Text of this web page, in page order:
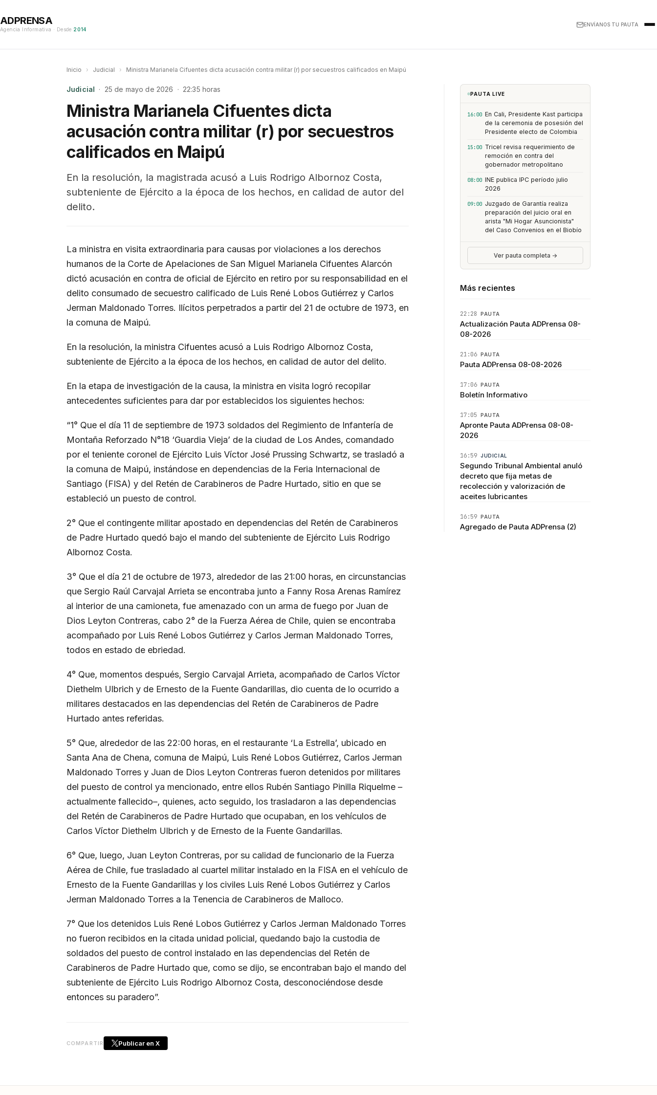
ADPRENSA
Agencia Informativa · Desde 2014
ENVÍANOS TU PAUTA
Inicio › Judicial › Ministra Marianela Cifuentes dicta acusación contra militar (r) por secuestros calificados en Maipú
Judicial · 25 de mayo de 2026 · 22:35 horas
Ministra Marianela Cifuentes dicta
acusación contra militar (r) por secuestros
calificados en Maipú
En la resolución, la magistrada acusó a Luis Rodrigo Albornoz Costa,
subteniente de Ejército a la época de los hechos, en calidad de autor del
delito.
La ministra en visita extraordinaria para causas por violaciones a los derechos
humanos de la Corte de Apelaciones de San Miguel Marianela Cifuentes Alarcón
dictó acusación en contra de oficial de Ejército en retiro por su responsabilidad en el
delito consumado de secuestro calificado de Luis René Lobos Gutiérrez y Carlos
Jerman Maldonado Torres. Ilícitos perpetrados a partir del 21 de octubre de 1973, en
la comuna de Maipú.
En la resolución, la ministra Cifuentes acusó a Luis Rodrigo Albornoz Costa,
subteniente de Ejército a la época de los hechos, en calidad de autor del delito.
En la etapa de investigación de la causa, la ministra en visita logró recopilar
antecedentes suficientes para dar por establecidos los siguientes hechos:
“1° Que el día 11 de septiembre de 1973 soldados del Regimiento de Infantería de
Montaña Reforzado N°18 ‘Guardia Vieja’ de la ciudad de Los Andes, comandado
por el teniente coronel de Ejército Luis Víctor José Prussing Schwartz, se trasladó a
la comuna de Maipú, instándose en dependencias de la Feria Internacional de
Santiago (FISA) y del Retén de Carabineros de Padre Hurtado, sitio en que se
estableció un puesto de control.
2° Que el contingente militar apostado en dependencias del Retén de Carabineros
de Padre Hurtado quedó bajo el mando del subteniente de Ejército Luis Rodrigo
Albornoz Costa.
3° Que el día 21 de octubre de 1973, alrededor de las 21:00 horas, en circunstancias
que Sergio Raúl Carvajal Arrieta se encontraba junto a Fanny Rosa Arenas Ramírez
al interior de una camioneta, fue amenazado con un arma de fuego por Juan de
Dios Leyton Contreras, cabo 2° de la Fuerza Aérea de Chile, quien se encontraba
acompañado por Luis René Lobos Gutiérrez y Carlos Jerman Maldonado Torres,
todos en estado de ebriedad.
4° Que, momentos después, Sergio Carvajal Arrieta, acompañado de Carlos Víctor
Diethelm Ulbrich y de Ernesto de la Fuente Gandarillas, dio cuenta de lo ocurrido a
militares destacados en las dependencias del Retén de Carabineros de Padre
Hurtado antes referidas.
5° Que, alrededor de las 22:00 horas, en el restaurante ‘La Estrella’, ubicado en
Santa Ana de Chena, comuna de Maipú, Luis René Lobos Gutiérrez, Carlos Jerman
Maldonado Torres y Juan de Dios Leyton Contreras fueron detenidos por militares
del puesto de control ya mencionado, entre ellos Rubén Santiago Pinilla Riquelme –
actualmente fallecido–, quienes, acto seguido, los trasladaron a las dependencias
del Retén de Carabineros de Padre Hurtado que ocupaban, en los vehículos de
Carlos Víctor Diethelm Ulbrich y de Ernesto de la Fuente Gandarillas.
6° Que, luego, Juan Leyton Contreras, por su calidad de funcionario de la Fuerza
Aérea de Chile, fue trasladado al cuartel militar instalado en la FISA en el vehículo de
Ernesto de la Fuente Gandarillas y los civiles Luis René Lobos Gutiérrez y Carlos
Jerman Maldonado Torres a la Tenencia de Carabineros de Malloco.
7° Que los detenidos Luis René Lobos Gutiérrez y Carlos Jerman Maldonado Torres
no fueron recibidos en la citada unidad policial, quedando bajo la custodia de
soldados del puesto de control instalado en las dependencias del Retén de
Carabineros de Padre Hurtado que, como se dijo, se encontraban bajo el mando del
subteniente de Ejército Luis Rodrigo Albornoz Costa, desconociéndose desde
entonces su paradero”.
COMPARTIR Publicar en X
PAUTA LIVE
16:00 En Cali, Presidente Kast participa
de la ceremonia de posesión del
Presidente electo de Colombia
15:00 Tricel revisa requerimiento de
remoción en contra del
gobernador metropolitano
08:00 INE publica IPC período julio
2026
09:00 Juzgado de Garantía realiza
preparación del juicio oral en
arista "Mi Hogar Asuncionista"
del Caso Convenios en el Biobío
Ver pauta completa →
Más recientes
22:28 PAUTA
Actualización Pauta ADPrensa 08-
08-2026
21:06 PAUTA
Pauta ADPrensa 08-08-2026
17:06 PAUTA
Boletín Informativo
17:05 PAUTA
Apronte Pauta ADPrensa 08-08-
2026
16:59 JUDICIAL
Segundo Tribunal Ambiental anuló
decreto que fija metas de
recolección y valorización de
aceites lubricantes
16:59 PAUTA
Agregado de Pauta ADPrensa (2)